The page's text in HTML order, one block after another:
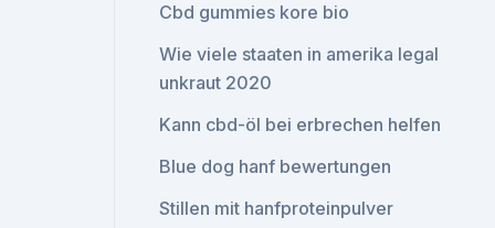
Cbd gummies kore bio
Wie viele staaten in amerika legal
unkraut 2020
Kann cbd-öl bei erbrechen helfen
Blue dog hanf bewertungen
Stillen mit hanfproteinpulver